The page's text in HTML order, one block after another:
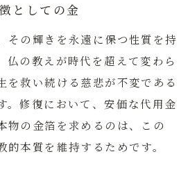
としての金
その輝きを永遠に保つ性質を持
仏の教えが時代を超えて変わら
を救い続ける慈悲が不変である
。修復において、安価な代用金
物の金箔を求めるのは、この
的本質を維持するためです。